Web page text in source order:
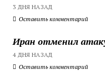
3 ДНЯ НАЗАД
Оставить комментарий
Иран отменил
4 ДНЯ НАЗАД
Оставить комментарий